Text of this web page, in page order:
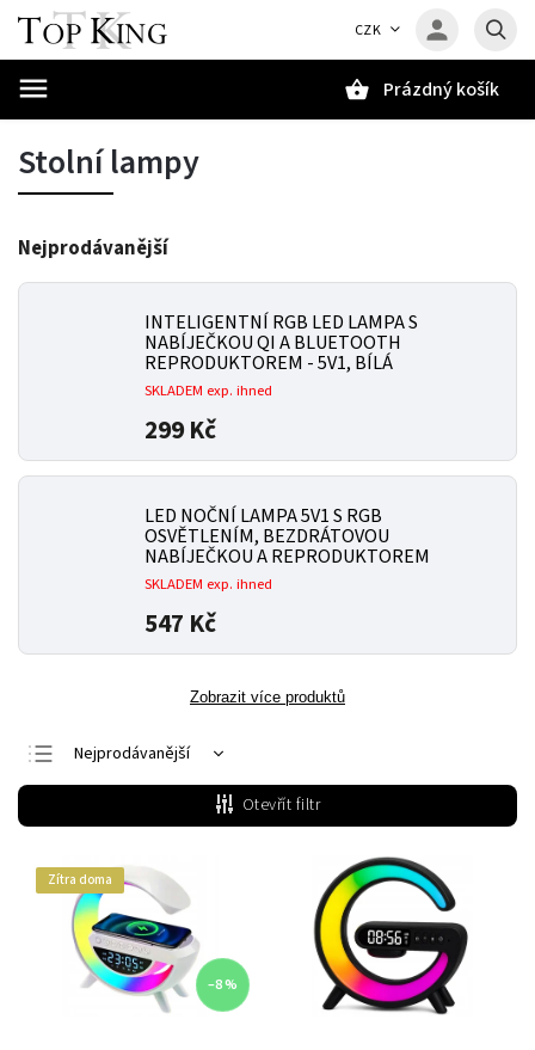
CZK
Prázdný košík
Stolní lampy
Nejprodávanější
INTELIGENTNÍ RGB LED LAMPA S
NABÍJEČKOU QI A BLUETOOTH
REPRODUKTOREM - 5V1, BÍLÁ
SKLADEM exp. ihned
299 Kč
LED NOČNÍ LAMPA 5V1 S RGB
OSVĚTLENÍM, BEZDRÁTOVOU
NABÍJEČKOU A REPRODUKTOREM
SKLADEM exp. ihned
547 Kč
Zobrazit více produktů
Nejprodávanější
Nejlevnější
Nejdražší
Abecedně
Otevřít filtr
Zítra doma
–8 %